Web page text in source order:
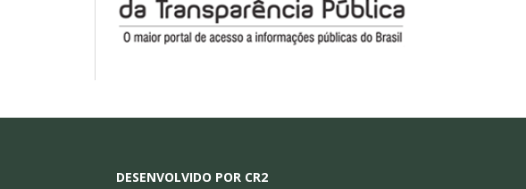
DESENVOLVIDO POR CR2